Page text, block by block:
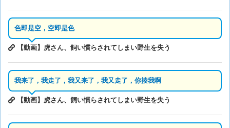
色即是空，空即是色
【動画】虎さん、飼い慣らされてしまい野生を失う
我来了，我走了，我又来了，我又走了，你揍我啊
【動画】虎さん、飼い慣らされてしまい野生を失う